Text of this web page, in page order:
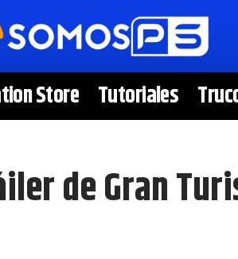
Store Tutoriales
de Gran